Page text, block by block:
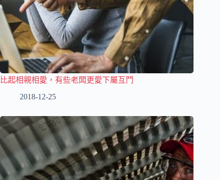
比起相親相愛，有些老闆更愛下屬互鬥
2018-12-25